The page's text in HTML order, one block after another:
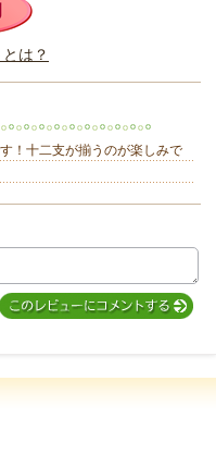
は？
！十二支が揃うのが楽しみで